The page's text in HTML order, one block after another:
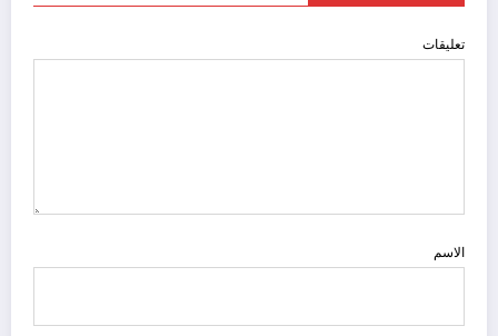
تعليقات
الاسم